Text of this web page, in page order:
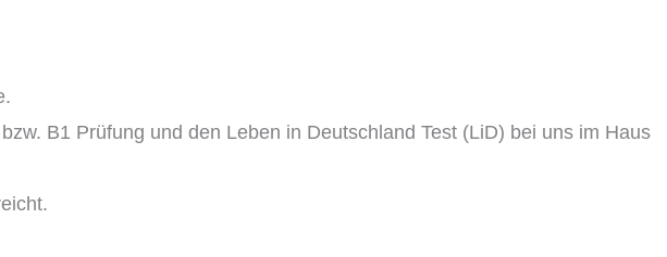
B1 Prüfung und den Leben in Deutschland Test (LiD) bei uns im Haus